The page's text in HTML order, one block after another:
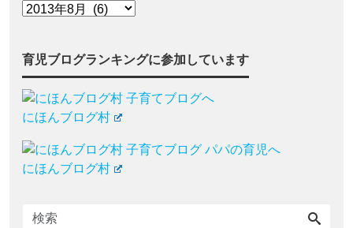
育児ブログランキングに参加しています
にほんブログ村
にほんブログ村